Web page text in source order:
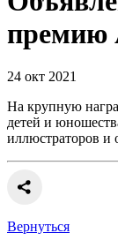
премию
24 окт 2021
На крупную
детей и
иллюстраторов и
Вернуться